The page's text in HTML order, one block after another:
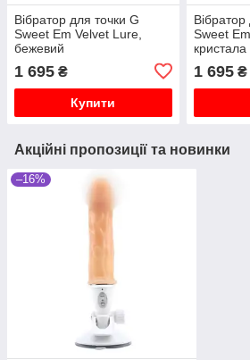
Вібратор для точки G
Sweet Em Velvet Lure,
бежевий
1 695 ₴
Купити
Вібратор
Sweet
кристала
1 695₴
Акційні пропозиції та новинки
–16%